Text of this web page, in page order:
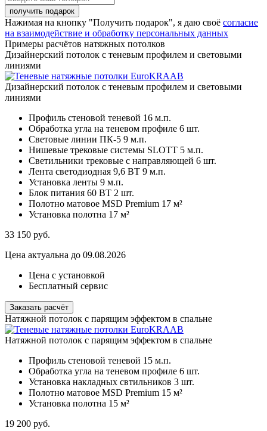
Нажимая на кнопку "Получить подарок", я даю своё согласие
на взаимодействие и обработку персональных данных
Примеры расчётов натяжных потолков
Дизайнерский потолок с теневым профилем и световыми
линиями
Дизайнерский потолок с теневым профилем и световыми
линиями
Профиль стеновой теневой 16 м.п.
Обработка угла на теневом профиле 6 шт.
Световые линии ПК-5 9 м.п.
Нишевые трековые системы SLOTT 5 м.п.
Светильники трековые с направляющей 6 шт.
Лента светодиодная 9,6 ВТ 9 м.п.
Установка ленты 9 м.п.
Блок питания 60 ВТ 2 шт.
Полотно матовое MSD Premium 17 м²
Установка полотна 17 м²
33 150 руб.
Цена актуальна до 09.08.2026
Цена с установкой
Бесплатный сервис
Заказать расчёт
Натяжной потолок с парящим эффектом в спальне
Натяжной потолок с парящим эффектом в спальне
Профиль стеновой теневой 15 м.п.
Обработка угла на теневом профиле 6 шт.
Установка накладных свтильников 3 шт.
Полотно матовое MSD Premium 15 м²
Установка полотна 15 м²
19 200 руб.